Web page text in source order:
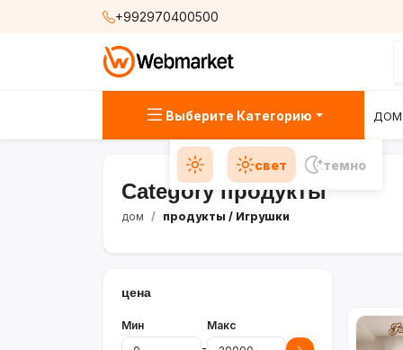
+992970400500
Выберите Категорию ДОМ
свет темно
Category продукты
дом продукты / Игрушки
цена
Мин Макс